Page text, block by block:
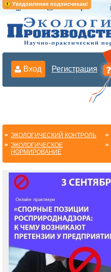
Уведомление подписчикам!
Вход Регистрация
ЭКОЛОГИЧЕСКИЙ КОНТРОЛЬ
ЭКОЛОГИЧЕСКОЕ
НОРМИРОВАНИЕ